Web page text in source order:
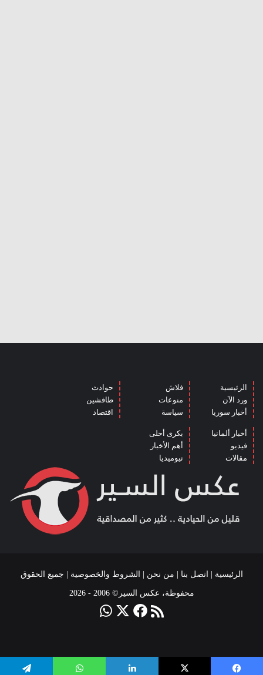
الرئيسية
ورد الآن
أخبار سوريا
فلاش
منوعات
سياسة
حوادث
طافشين
اقتصاد
أخبار ألمانيا
فيديو
مقالات
بكرى أحلى
أهم الأخبار
نيوميديا
الرئيسية اتصل بنا من نحن الشروط والخصوصية | جميع الحقوق
محفوظة، عكس السير© 2006 - 2026